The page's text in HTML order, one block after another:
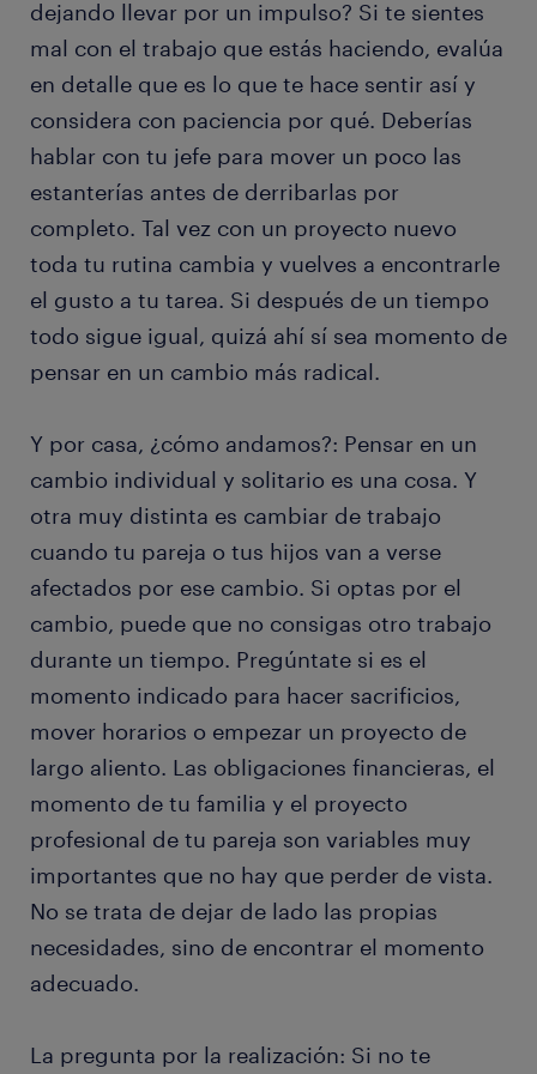
dejando llevar por un impulso? Si te sientes
mal con el trabajo que estás haciendo, evalúa
en detalle que es lo que te hace sentir así y
considera con paciencia por qué. Deberías
hablar con tu jefe para mover un poco las
estanterías antes de derribarlas por
completo. Tal vez con un proyecto nuevo
toda tu rutina cambia y vuelves a encontrarle
el gusto a tu tarea. Si después de un tiempo
todo sigue igual, quizá ahí sí sea momento de
pensar en un cambio más radical.
Y por casa, ¿cómo andamos?: Pensar en un
cambio individual y solitario es una cosa. Y
otra muy distinta es cambiar de trabajo
cuando tu pareja o tus hijos van a verse
afectados por ese cambio. Si optas por el
cambio, puede que no consigas otro trabajo
durante un tiempo. Pregúntate si es el
momento indicado para hacer sacrificios,
mover horarios o empezar un proyecto de
largo aliento. Las obligaciones financieras, el
momento de tu familia y el proyecto
profesional de tu pareja son variables muy
importantes que no hay que perder de vista.
No se trata de dejar de lado las propias
necesidades, sino de encontrar el momento
adecuado.
La pregunta por la realización: Si no te